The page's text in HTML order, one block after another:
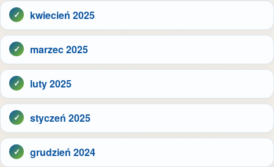
kwiecień 2025
marzec 2025
luty 2025
styczeń 2025
grudzień 2024